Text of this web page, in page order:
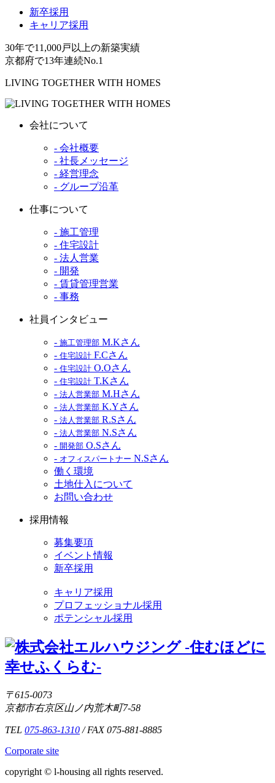
新卒採用
キャリア採用
30年で11,000戸以上の新築実績
京都府で13年連続No.1
LIVING TOGETHER WITH HOMES
会社について
- 会社概要
- 社長メッセージ
- 経営理念
- グループ沿革
仕事について
- 施工管理
- 住宅設計
- 法人営業
- 開発
- 賃貸管理営業
- 事務
社員インタビュー
- 施工管理部 M.Kさん
- 住宅設計 F.Cさん
- 住宅設計 O.Oさん
- 住宅設計 T.Kさん
- 法人営業部 M.Hさん
- 法人営業部 K.Yさん
- 法人営業部 R.Sさん
- 法人営業部 N.Sさん
- 開発部 O.Sさん
- オフィスパートナー N.Sさん
働く環境
土地仕入について
お問い合わせ
採用情報
募集要項
イベント情報
新卒採用
キャリア採用
プロフェッショナル採用
ポテンシャル採用
〒615-0073
京都市右京区山ノ内荒木町7-58
TEL 075-863-1310 / FAX 075-881-8885
Corporate site
copyright © l-housing all rights reserved.